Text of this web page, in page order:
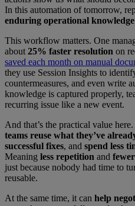
In this automation of tomorrow,
enduring operational knowledge
This workflow matters. One
about 25% faster resolution on
saved each month on manual
they use Session Insights to
countermeasures, and even write
knowledge is captured properly,
recurring issue like a new event.
And that’s the practical value
teams reuse what they’ve
successful fixes, and spend less
Meaning less repetition and
just because nobody had time to
reusable.
At the same time, it can help